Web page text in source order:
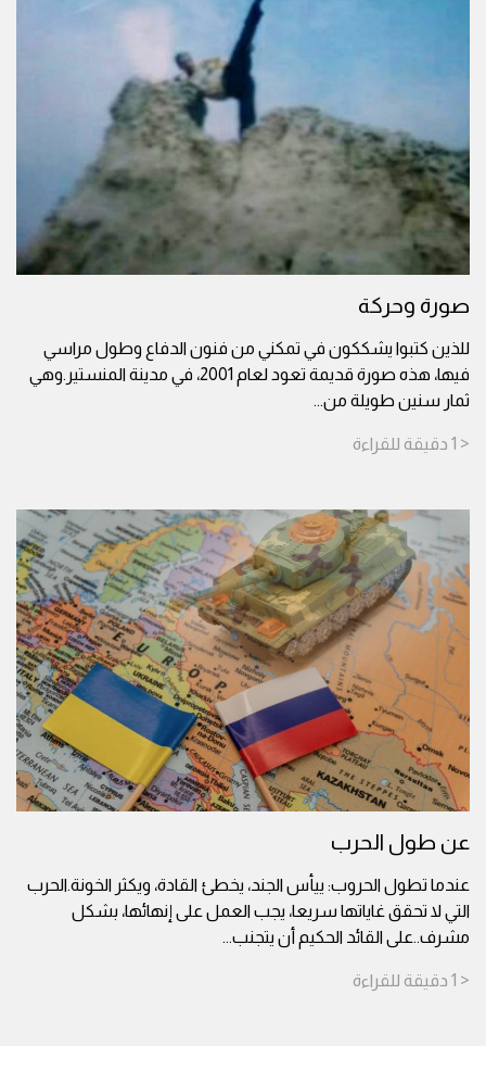
صورة وحركة
للذين كتبوا يشككون في تمكني من فنون الدفاع وطول مراسي
فيها، هذه صورة قديمة تعود لعام 2001، في مدينة المنستير.وهي
ثمار سنين طويلة من...
< 1 دقيقة للقراءة
عن طول الحرب
عندما تطول الحروب: ييأس الجند، يخطئ القادة، ويكثر الخونة.الحرب
التي لا تحقق غاياتها سريعا، يجب العمل على إنهائها، بشكل
مشرف..على القائد الحكيم أن يتجنب...
< 1 دقيقة للقراءة